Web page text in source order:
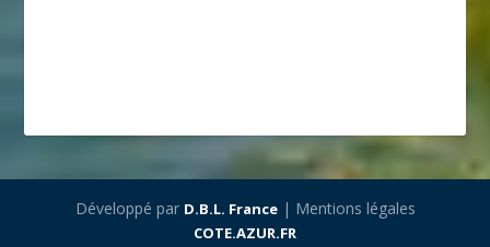
Développé par D.B.L. France| Mentions légales
COTE.AZUR.FR